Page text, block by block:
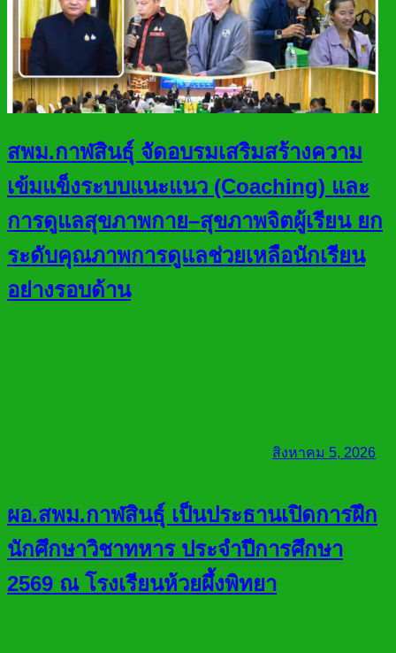
สพม.กาฬสินธุ์ จัดอบรมเสริมสร้างความ
เข้มแข็งระบบแนะแนว (Coaching) และ
การดูแลสุขภาพกาย–สุขภาพจิตผู้เรียน ยก
ระดับคุณภาพการดูแลช่วยเหลือนักเรียน
อย่างรอบด้าน
สิงหาคม 5, 2026
ผอ.สพม.กาฬสินธุ์ เป็นประธานเปิดการฝึก
นักศึกษาวิชาทหาร ประจำปีการศึกษา
2569 ณ โรงเรียนห้วยผึ้งพิทยา